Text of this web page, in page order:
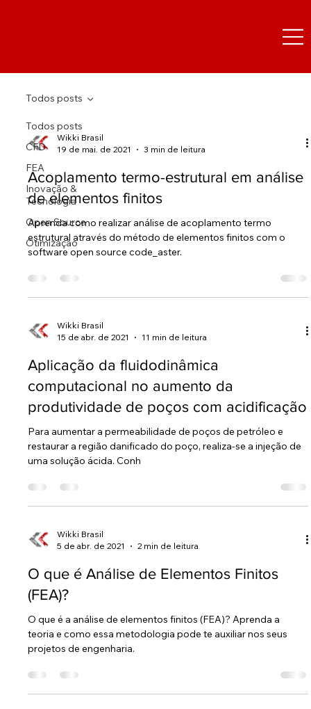
Todos posts
CFD
FEA
Inovação &
Tecnologia
Open Source
Otimização
Todos posts
Wikki Brasil
19 de mai. de 2021
3 min de leitura
Acoplamento termo-estrutural em análise
de elementos finitos
Aprenda como realizar análise de acoplamento termo
estrutural através do método de elementos finitos com o
software open source code_aster.
Wikki Brasil
15 de abr. de 2021
11 min de leitura
Aplicação da fluidodinâmica
computacional no aumento da
produtividade de poços com acidificação
Para aumentar a permeabilidade de poços de petróleo e
restaurar a região danificado do poço, realiza-se a injeção de
uma solução ácida. Conh
Wikki Brasil
5 de abr. de 2021
2 min de leitura
O que é Análise de Elementos Finitos
(FEA)?
O que é a análise de elementos finitos (FEA)? Aprenda a
teoria e como essa metodologia pode te auxiliar nos seus
projetos de engenharia.